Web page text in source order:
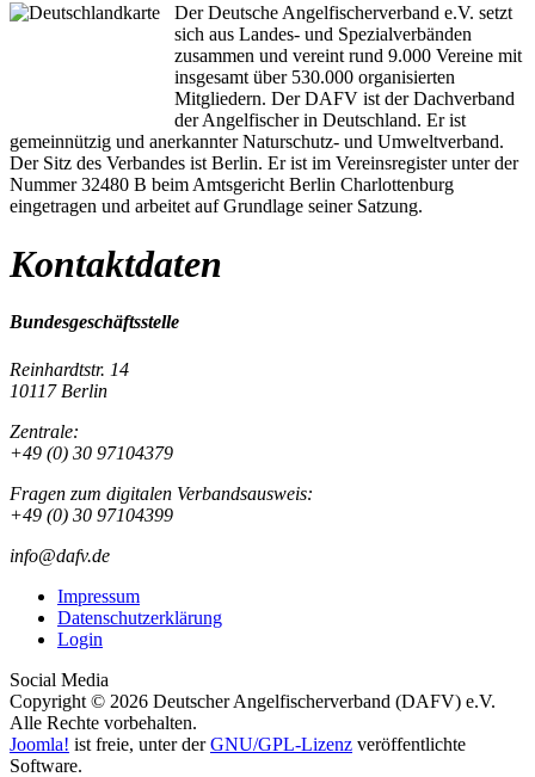
Der Deutsche Angelfischerverband e.V. setzt
sich aus Landes- und Spezialverbänden
zusammen und vereint rund 9.000 Vereine mit
insgesamt über 530.000 organisierten
Mitgliedern. Der DAFV ist der Dachverband
der Angelfischer in Deutschland. Er ist
gemeinnützig und anerkannter Naturschutz- und Umweltverband.
Der Sitz des Verbandes ist Berlin. Er ist im Vereinsregister unter der
Nummer 32480 B beim Amtsgericht Berlin Charlottenburg
eingetragen und arbeitet auf Grundlage seiner Satzung.
Kontaktdaten
Bundesgeschäftsstelle
Reinhardtstr. 14
10117 Berlin
Zentrale:
+49 (0) 30 97104379
Fragen zum digitalen Verbandsausweis:
+49 (0) 30 97104399
info@dafv.de
Impressum
Datenschutzerklärung
Login
Social Media
Copyright © 2026 Deutscher Angelfischerverband (DAFV) e.V.
Alle Rechte vorbehalten.
Joomla! ist freie, unter derGNU/GPL-Lizenz veröffentlichte
Software.